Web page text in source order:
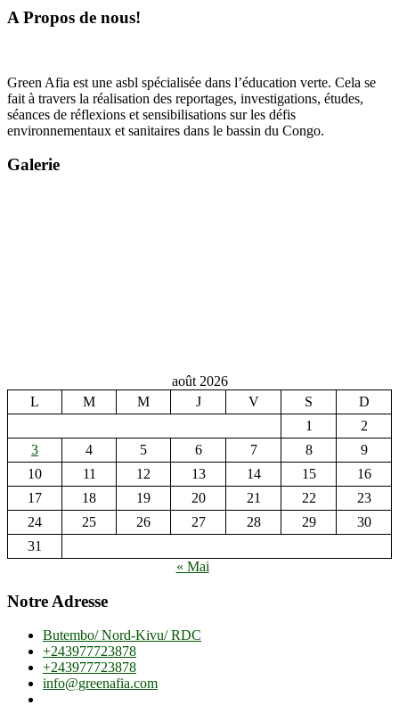
A Propos de nous!
Green Afia est une asbl spécialisée dans l’éducation verte. Cela se
fait à travers la réalisation des reportages, investigations, études,
séances de réflexions et sensibilisations sur les défis
environnementaux et sanitaires dans le bassin du Congo.
Galerie
août 2026
L
M M J V S
D
1
2
3
4 5 6 7 8
9
10
11 12 13 14 15
16
17
18 19 20 21 22
23
24
25 26 27 28 29
30
31
« Mai
Notre Adresse
Butembo/ Nord-Kivu/ RDC
+243977723878
+243977723878
info@greenafia.com